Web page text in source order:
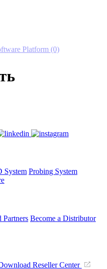
Platform (0)
System Probing System
Partners Become a Distributor
Reseller Center